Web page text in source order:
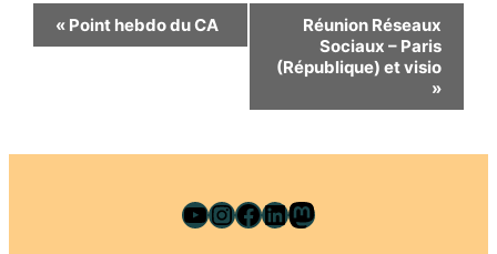
Navigation
Évènement
« Point hebdo du CA
Réunion Réseaux
Sociaux – Paris
(République) et visio
»
YouTube
Instagram
Facebook
LinkedIn
Mastodon